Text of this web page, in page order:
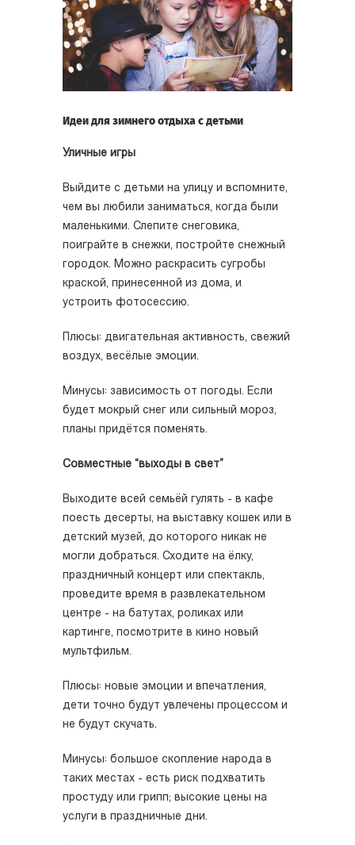
Идеи для зимнего отдыха с детьми
Уличные игры
Выйдите с детьми на улицу и вспомните,
чем вы любили заниматься, когда были
маленькими. Слепите снеговика,
поиграйте в снежки, постройте снежный
городок. Можно раскрасить сугробы
краской, принесенной из дома, и
устроить фотосессию.
Плюсы: двигательная активность, свежий
воздух, весёлые эмоции.
Минусы: зависимость от погоды. Если
будет мокрый снег или сильный мороз,
планы придётся поменять.
Совместные “выходы в свет”
Выходите всей семьёй гулять - в кафе
поесть десерты, на выставку кошек или в
детский музей, до которого никак не
могли добраться. Сходите на ёлку,
праздничный концерт или спектакль,
проведите время в развлекательном
центре - на батутах, роликах или
картинге, посмотрите в кино новый
мультфильм.
Плюсы: новые эмоции и впечатления,
дети точно будут увлечены процессом и
не будут скучать.
Минусы: большое скопление народа в
таких местах - есть риск подхватить
простуду или грипп; высокие цены на
услуги в праздничные дни.